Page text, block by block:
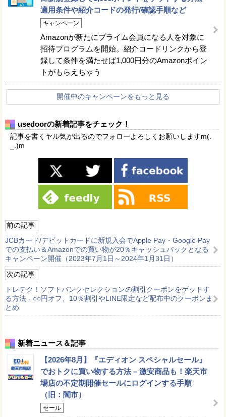
適用条件や紹介コードの発行/確認手順など
キャンペーン
Amazonが新たにプライム会員になる人を対象に
招待プログラムを開始。紹介コードリンクから登
録して条件を満たせば1,000円分のAmazonポイン
トがもらえちゃう
開催中のキャンペーンをもっと見る
usedoorの新着記事をチェック！
記事を書くヤル気が出るのでフォローよろしくお願いしますm(.
_.)m
前の記事
JCBカード/デビットカードに新規入会でApple Pay・Google Pay
での支払い＆Amazonでの買い物が20％キャッシュバックとなる
キャンペーン開催（2023年7月1日～2024年1月31日）
次の記事
トレテク！ソフトバンクセレクションの割引クーポンをゲットす
る方法 - ○○円オフ、10％割引やLINE限定など配布中のクーポンま
とめ
新着ニュース＆記事
【2026年8月】『エディオン スペシャルセール』
でおトクに買い物する方法 – 激安商品も！楽天市
場店の不定期開催セールにログインする手順
（旧：闇市）
セール